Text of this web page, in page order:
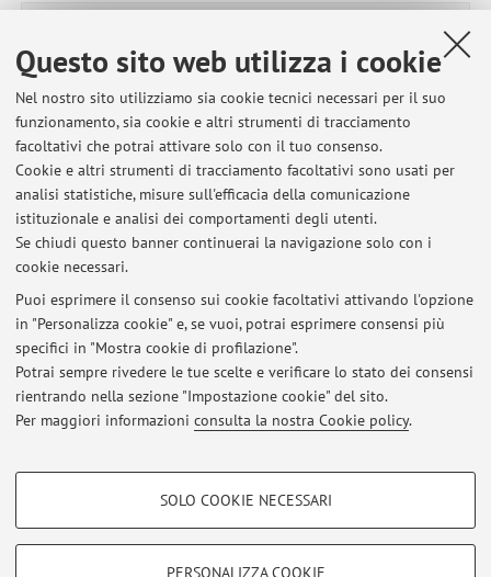
Questo sito web utilizza i cookie
Nel nostro sito utilizziamo sia cookie tecnici necessari per il suo
funzionamento, sia cookie e altri strumenti di tracciamento
facoltativi che potrai attivare solo con il tuo consenso.
Cookie e altri strumenti di tracciamento facoltativi sono usati per
analisi statistiche, misure sull'efficacia della comunicazione
istituzionale e analisi dei comportamenti degli utenti.
Se chiudi questo banner continuerai la navigazione solo con i
cookie necessari.
Puoi esprimere il consenso sui cookie facoltativi attivando l'opzione
in "Personalizza cookie" e, se vuoi, potrai esprimere consensi più
specifici in "Mostra cookie di profilazione".
Potrai sempre rivedere le tue scelte e verificare lo stato dei consensi
rientrando nella sezione "Impostazione cookie" del sito.
Per maggiori informazioni consulta la nostra Cookie policy.
COOKIE DI PROFILAZIONE - FACOLTATIVI
SOLO COOKIE NECESSARI
PERSONALIZZA COOKIE
Ultimi avvisi
IMPORTANTE: Calendario lezioni Letteratura italiana contemporanea
sede di Rimini 4- 13 marzo: confermate
Pubblicato il: 27 febbraio 2025
IMPORTANTE: Lezione di Letteratura italiana contemporanea (S-Z) di
domani 21 ottobre 2024 online causa alluvione
Pubblicato il: 20 ottobre 2024
Annullamento lezione del 15 ottobre
Pubblicato il: 09 ottobre 2024
Area riservata
Accedi tramiteloginper gestire tutti i contenuti del sito.